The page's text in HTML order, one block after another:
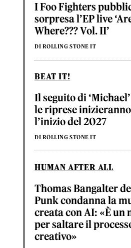
I Foo Fighters
sorpresa l’EP live
Where??? Vol. II’
DI ROLLING STONE IT
BEAT IT!
Il seguito di
le riprese
l’inizio del 2027
DI ROLLING STONE IT
HUMAN AFTER ALL
Thomas Bangalter
Punk condanna la
creata con AI: «È un
per saltare il
creativo»